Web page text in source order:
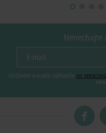
vložením e-mailu súhlasíte so